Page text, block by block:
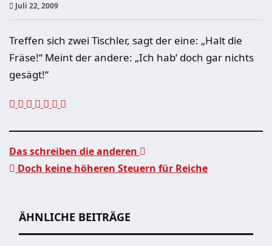
Juli 22, 2009
Treffen sich zwei Tischler, sagt der eine: „Halt die
Fräse!“ Meint der andere: „Ich hab‘ doch gar nichts
gesägt!“
Das schreiben die anderen
Doch keine höheren Steuern für Reiche
ÄHNLICHE BEITRÄGE